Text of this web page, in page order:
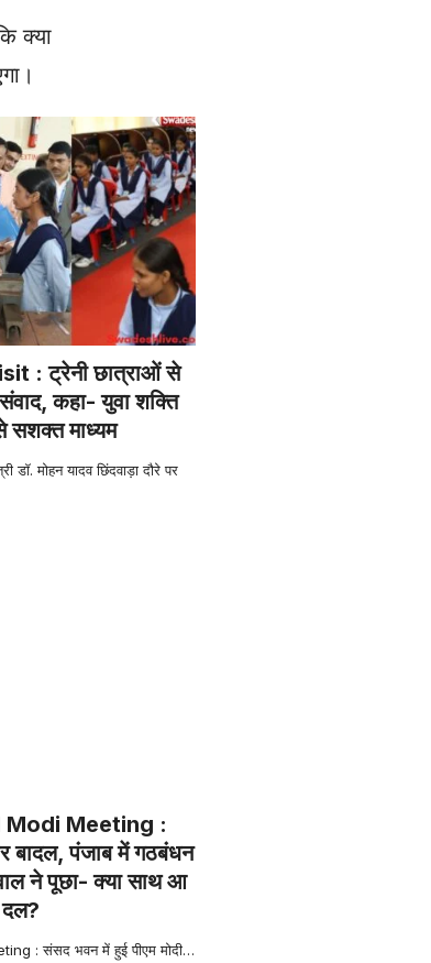
क्या
: ट्रेनी छात्राओं से
कहा- युवा शक्ति
सशक्त माध्यम
मोहन यादव छिंदवाड़ा दौरे पर
Modi Meeting :
बादल, पंजाब में गठबंधन
ने पूछा- क्या साथ आ
: संसद भवन में हुई पीएम मोदी…